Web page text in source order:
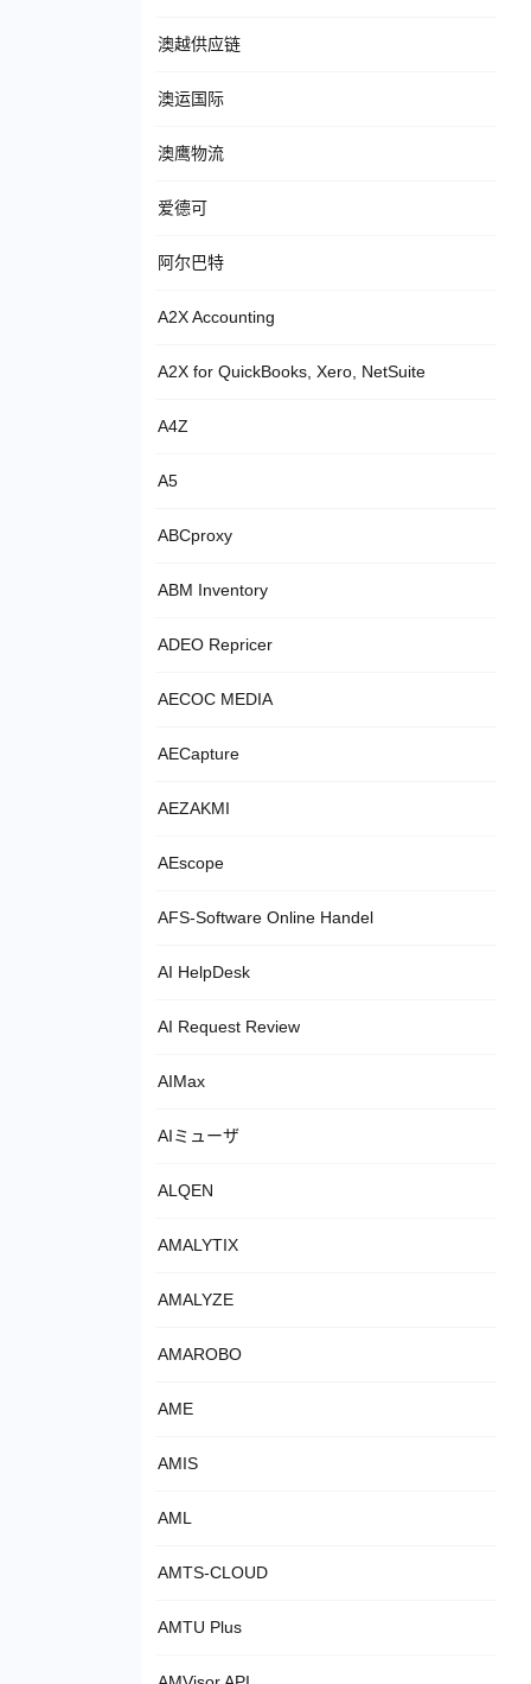
澳越供应链
澳运国际
澳鹰物流
爱德可
阿尔巴特
A2X Accounting
A2X for QuickBooks, Xero, NetSuite
A4Z
A5
ABCproxy
ABM Inventory
ADEO Repricer
AECOC MEDIA
AECapture
AEZAKMI
AEscope
AFS-Software Online Handel
AI HelpDesk
AI Request Review
AIMax
AIミューザ
ALQEN
AMALYTIX
AMALYZE
AMAROBO
AME
AMIS
AML
AMTS-CLOUD
AMTU Plus